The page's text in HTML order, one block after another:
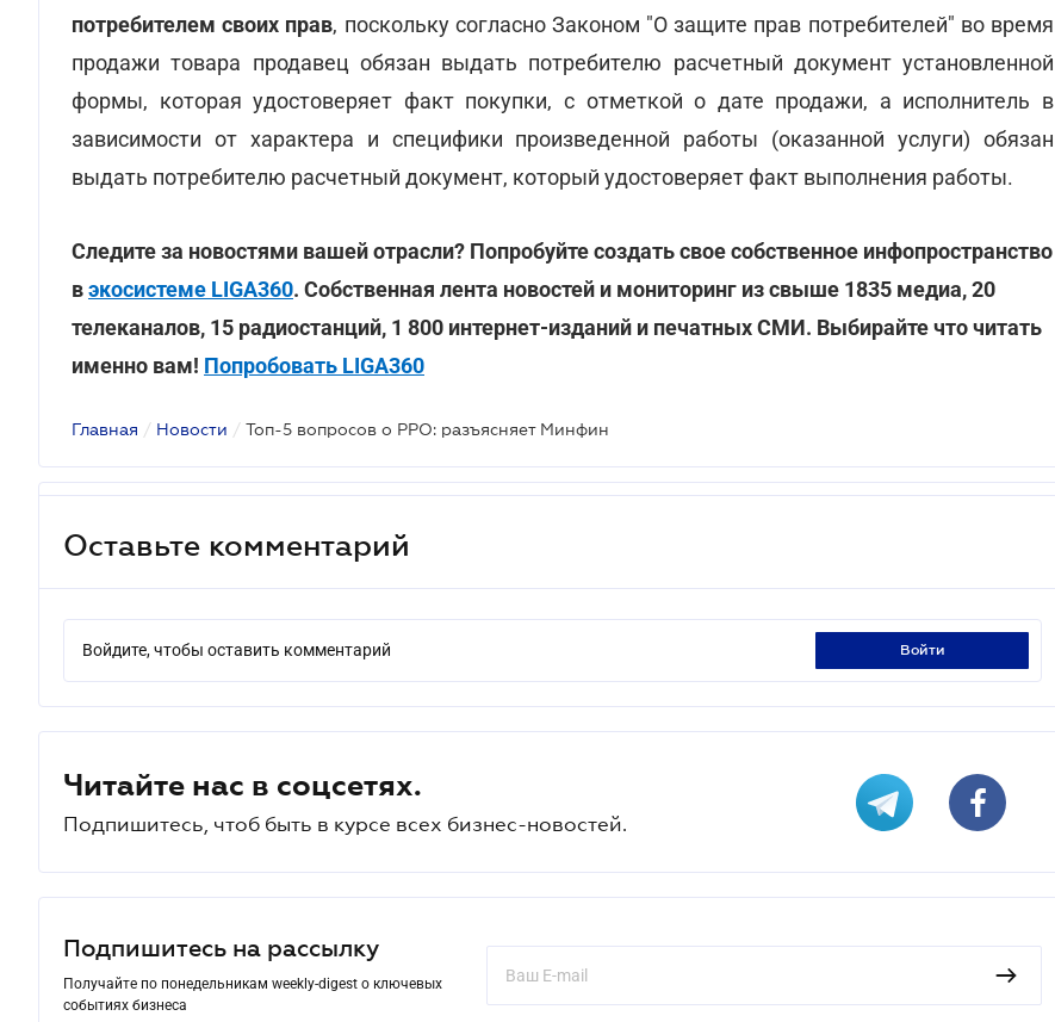
потребителем своих прав, поскольку согласно Законом "О защите прав потребителей" во время
продажи товара продавец обязан выдать потребителю расчетный документ установленной
формы, которая удостоверяет факт покупки, с отметкой о дате продажи, а исполнитель в
зависимости от характера и специфики произведенной работы (оказанной услуги) обязан
выдать потребителю расчетный документ, который удостоверяет факт выполнения работы.
Следите за новостями вашей отрасли? Попробуйте создать свое собственное инфопространство
вэкосистеме LIGA360. Собственная лента новостей и мониторинг из свыше 1835 медиа, 20
телеканалов, 15 радиостанций, 1 800 интернет-изданий и печатных СМИ. Выбирайте что читать
именно вам! Попробовать LIGA360
Главная / Новости / Топ-5 вопросов о РРО: разъясняет Минфин
Оставьте комментарий
Войдите, чтобы оставить комментарий войти
Читайте нас в соцсетях.
Подпишитесь, чтоб быть в курсе всех бизнес-новостей.
Подпишитесь на рассылку
Получайте по понедельникам weekly-digest о ключевых
событиях бизнеса